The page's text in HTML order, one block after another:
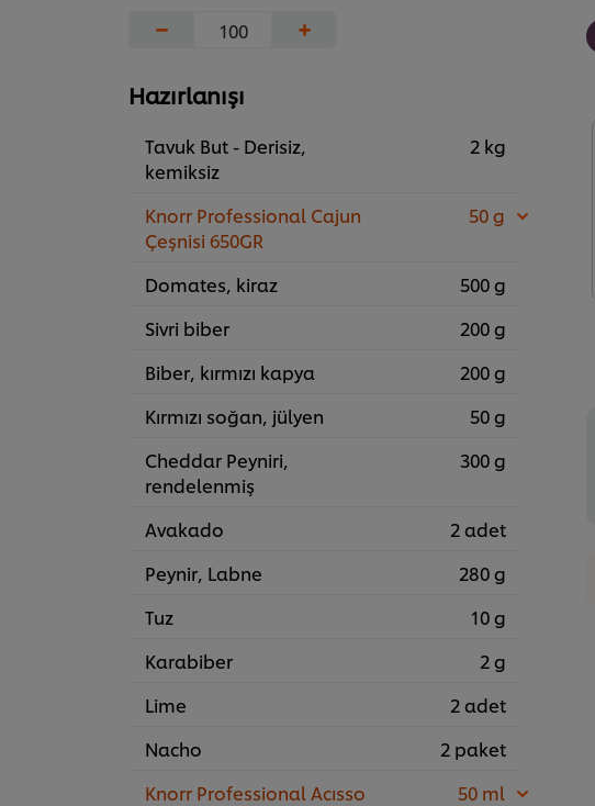
−
+
Hazırlanışı
Tavuk But - Derisiz,
kemiksiz
2 kg
Knorr Professional Cajun
Çeşnisi 650GR
50 g
Domates, kiraz
500 g
Sivri biber
200 g
Biber, kırmızı kapya
200 g
Kırmızı soğan, jülyen
50 g
Cheddar Peyniri,
rendelenmiş
300 g
Avakado
2 adet
Peynir, Labne
280 g
Tuz
10 g
Karabiber
2 g
Lime
2 adet
Nacho
2 paket
Knorr Professional Acısso
50 ml